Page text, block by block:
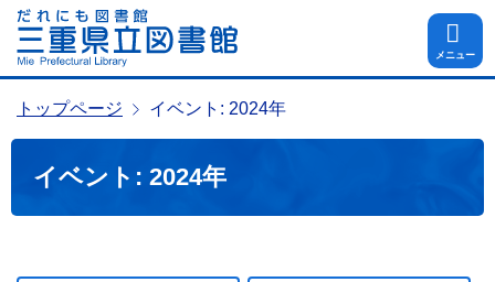
メニュー
トップページ イベント: 2024年
イベント: 2024年